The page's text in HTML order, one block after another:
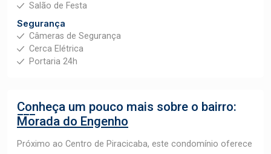
Salão de Festa
Segurança
Câmeras de Segurança
Cerca Elétrica
Portaria 24h
Conheça um pouco mais sobre o bairro:
Morada do Engenho
Próximo ao Centro de Piracicaba, este condomínio oferece